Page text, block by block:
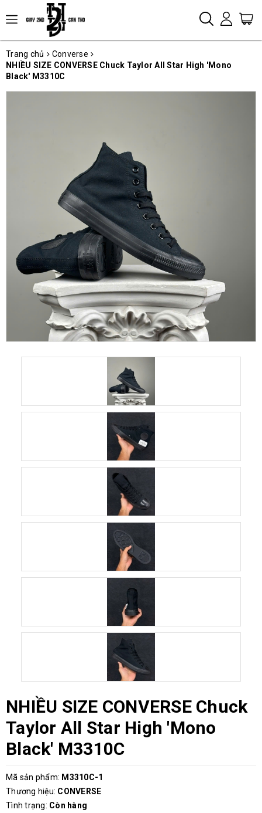
Trang chủ
Converse
NHIỀU SIZE CONVERSE Chuck Taylor All Star High 'Mono
Black' M3310C
NHIỀU SIZE CONVERSE Chuck
Taylor All Star High 'Mono
Black' M3310C
Mã sản phẩm: M3310C-1
Thương hiệu: CONVERSE
Tình trạng: Còn hàng